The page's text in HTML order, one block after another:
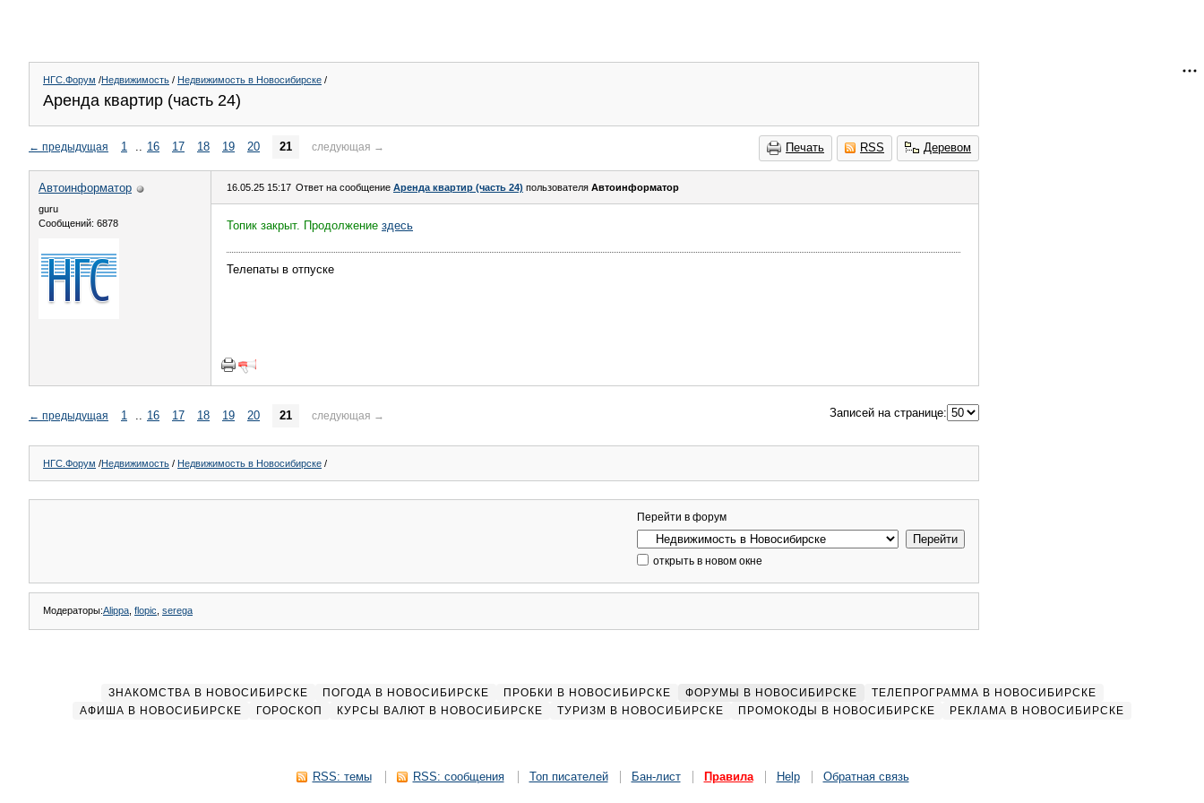
НГС.Форум /Недвижимость / Недвижимость в Новосибирске /
Аренда квартир (часть 24)
Печать RSS Деревом
← предыдущая 1 .. 16 17 18 19 20 21 следующая →
Автоинформатор
guru
Сообщений: 6878
16.05.25 15:17 Ответ на сообщение Аренда квартир (часть 24) пользователя Автоинформатор
Топик закрыт. Продолжение здесь
Телепаты в отпуске
← предыдущая 1 .. 16 17 18 19 20 21 следующая → Записей на странице:
НГС.Форум /Недвижимость / Недвижимость в Новосибирске /
Перейти в форум
открыть в новом окне
Модераторы:Alippa flopic serega
ЗНАКОМСТВА В НОВОСИБИРСКЕ ПОГОДА В НОВОСИБИРСКЕ ПРОБКИ В НОВОСИБИРСКЕ ФОРУМЫ В НОВОСИБИРСКЕ
ТЕЛЕПРОГРАММА В НОВОСИБИРСКЕ
АФИША В НОВОСИБИРСКЕ
ГОРОСКОП КУРСЫ ВАЛЮТ В НОВОСИБИРСКЕ ТУРИЗМ В НОВОСИБИРСКЕ ПРОМОКОДЫ В НОВОСИБИРСКЕ РЕКЛАМА В НОВОСИБИРСКЕ
RSS: темы RSS: сообщения Топ писателей Бан-лист Правила Help Обратная связь